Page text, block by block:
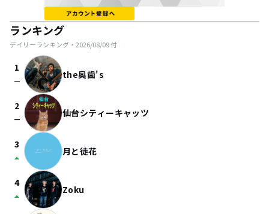
ランキング
デイリーランキング・ 2026/08/09付
1
check_indeterminate_small the奥歯's
2
check_indeterminate_small 仙台シティーキャッツ
3
arrow_drop_up 月と徒花
4
arrow_drop_up Zoku